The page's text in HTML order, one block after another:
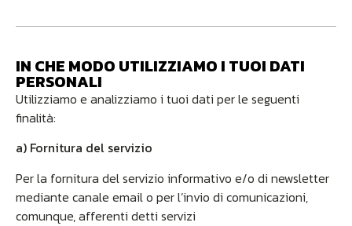
IN CHE MODO UTILIZZIAMO I TUOI DATI
PERSONALI
Utilizziamo e analizziamo i tuoi dati per le seguenti
finalità:
a) Fornitura del servizio
Per la fornitura del servizio informativo e/o di newsletter
mediante canale email o per l’invio di comunicazioni,
comunque, afferenti detti servizi